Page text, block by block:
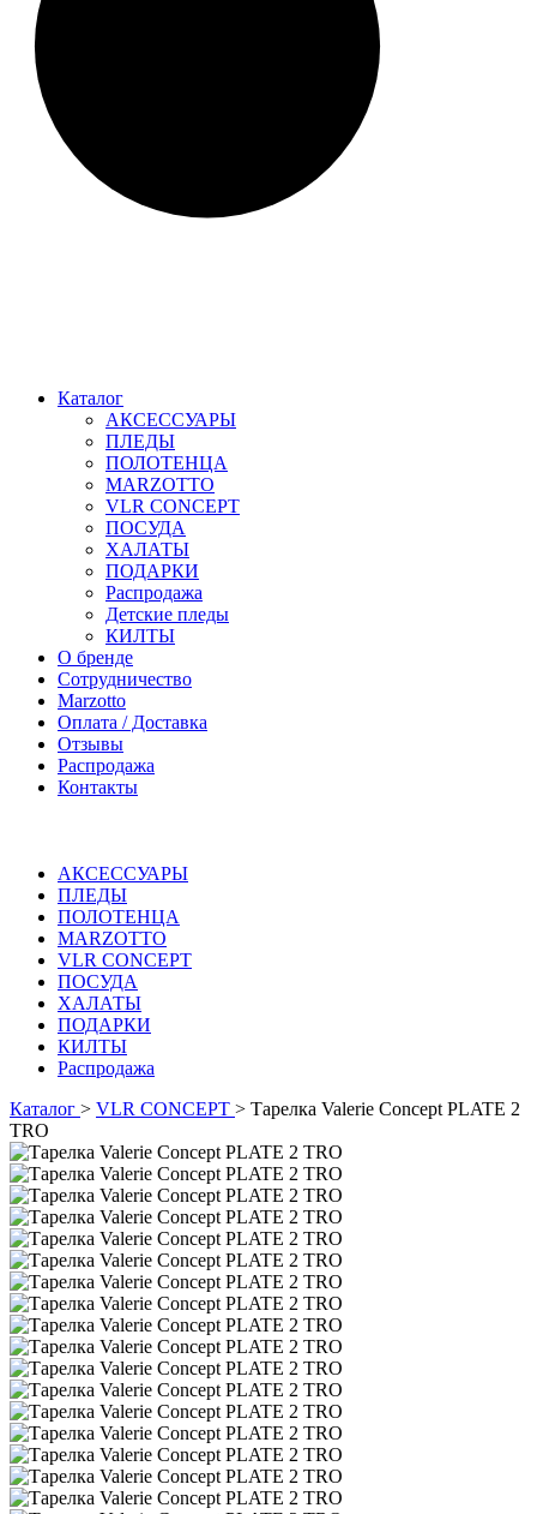
Каталог
АКСЕССУАРЫ
ПЛЕДЫ
ПОЛОТЕНЦА
MARZOTTO
VLR CONCEPT
ПОСУДА
ХАЛАТЫ
ПОДАРКИ
Распродажа
Детские пледы
КИЛТЫ
О бренде
Сотрудничество
Marzotto
Оплата / Доставка
Отзывы
Распродажа
Контакты
АКСЕССУАРЫ
ПЛЕДЫ
ПОЛОТЕНЦА
MARZOTTO
VLR CONCEPT
ПОСУДА
ХАЛАТЫ
ПОДАРКИ
КИЛТЫ
Распродажа
Каталог > VLR CONCEPT > Тарелка Valerie Concept PLATE 2
TRO